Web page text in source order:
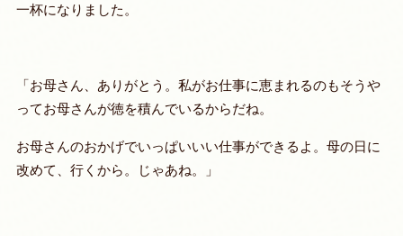
一杯になりました。
「お母さん、ありがとう。私がお仕事に恵まれるのもそうや
ってお母さんが徳を積んでいるからだね。
お母さんのおかげでいっぱいいい仕事ができるよ。母の日に
改めて、行くから。じゃあね。」